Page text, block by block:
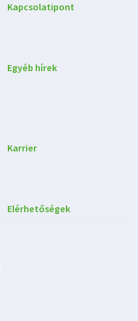
Kapcsolatipont
Egyéb hírek
Karrier
Elérhetőségek